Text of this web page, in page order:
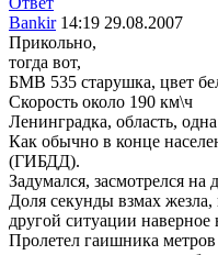
Bankir14:19 29.08.2007
Прикольно,
тогда вот,
БМВ 535 старушка, цвет
Скорость около 190 км\ч
Ленинградка, область,
Как обычно в конце
(ГИБДД).
Задумался, засмотрелся на
Доля секунды взмах
другой ситуации наверное
Пролетел гаишника